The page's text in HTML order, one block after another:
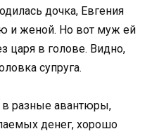
дочка, Евгения
и женой. Но вот муж ей
царя в голове. Видно,
супруга.
в разные авантюры,
денег, хорошо